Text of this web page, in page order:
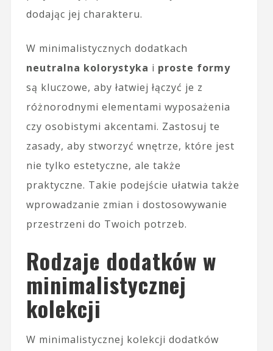
dodając jej charakteru.
W minimalistycznych dodatkach
neutralna kolorystyka i proste formy
są kluczowe, aby łatwiej łączyć je z
różnorodnymi elementami wyposażenia
czy osobistymi akcentami. Zastosuj te
zasady, aby stworzyć wnętrze, które jest
nie tylko estetyczne, ale także
praktyczne. Takie podejście ułatwia także
wprowadzanie zmian i dostosowywanie
przestrzeni do Twoich potrzeb.
Rodzaje dodatków w
minimalistycznej
kolekcji
W minimalistycznej kolekcji dodatków